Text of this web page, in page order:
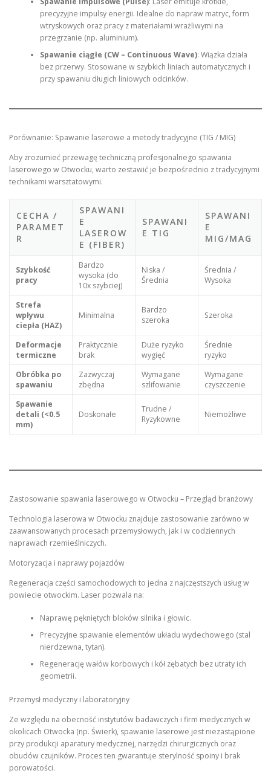
precyzyjne impulsy energii. Idealne do napraw matryc, form
wtryskowych oraz pracy z materiałami wrażliwymi na
przegrzanie (np. aluminium).
Spawanie ciągłe (CW – Continuous Wave): Wiązka działa
bez przerwy. Stosowane w szybkich liniach automatycznych i
przy spawaniu długich liniowych odcinków.
Porównanie: Spawanie laserowe a metody tradycyjne (TIG / MIG)
Aby zrozumieć przewagę techniczną profesjonalnego spawania
laserowego w Otwocku, warto zestawić je bezpośrednio z tradycyjnymi
technikami warsztatowymi.
CECHA /
PARAMET
R
SPAWANI
E
LASEROW
E (FIBER)
SPAWANI
E TIG
SPAWANI
E
MIG/MAG
Szybkość
pracy
Bardzo
wysoka (do
10x szybciej)
Niska /
Średnia
Średnia /
Wysoka
Strefa
wpływu
ciepła (HAZ)
Minimalna
Bardzo
szeroka
Szeroka
Deformacje
termiczne
Praktycznie
brak
Duże ryzyko
wygięć
Średnie
ryzyko
Obróbka po
spawaniu
Zazwyczaj
zbędna
Wymagane
szlifowanie
Wymagane
czyszczenie
Spawanie
detali (<0.5
mm)
Doskonałe
Trudne /
Ryzykowne
Niemożliwe
Zastosowanie spawania laserowego w Otwocku – Przegląd branżowy
Technologia laserowa w Otwocku znajduje zastosowanie zarówno w
zaawansowanych procesach przemysłowych, jak i w codziennych
naprawach rzemieślniczych.
Motoryzacja i naprawy pojazdów
Regeneracja części samochodowych to jedna z najczęstszych usług w
powiecie otwockim. Laser pozwala na:
Naprawę pękniętych bloków silnika i głowic.
Precyzyjne spawanie elementów układu wydechowego (stal
nierdzewna, tytan).
Regenerację wałów korbowych i kół zębatych bez utraty ich
geometrii.
Przemysł medyczny i laboratoryjny
Ze względu na obecność instytutów badawczych i firm medycznych w
okolicach Otwocka (np. Świerk), spawanie laserowe jest niezastąpione
przy produkcji aparatury medycznej, narzędzi chirurgicznych oraz
obudów czujników. Proces ten gwarantuje sterylność spoiny i brak
porowatości.